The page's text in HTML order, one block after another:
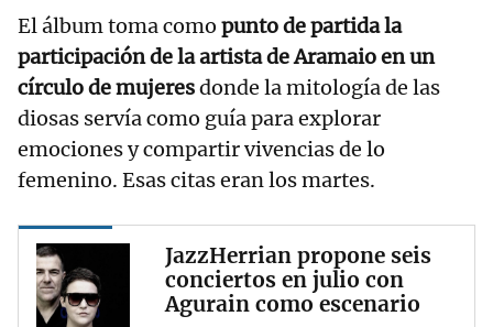
El álbum toma como punto de partida la
participación de la artista de Aramaio en un
círculo de mujeresdonde la mitología de las
diosas servía como guía para explorar
emociones y compartir vivencias de lo
femenino. Esas citas eran los martes.
JazzHerrian propone seis
conciertos en julio con
Agurain como escenario